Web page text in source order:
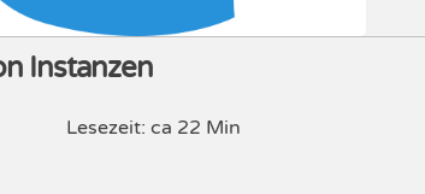
Instanzen
Lesezeit: ca 22 Min